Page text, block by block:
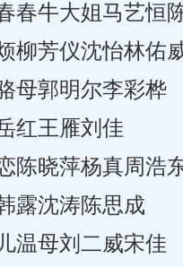
牛大姐马艺恒
芳仪沈怡林佑
郭明尔李彩桦
王雁刘佳
晓萍杨真周浩
沈涛陈思成
母刘二威宋佳